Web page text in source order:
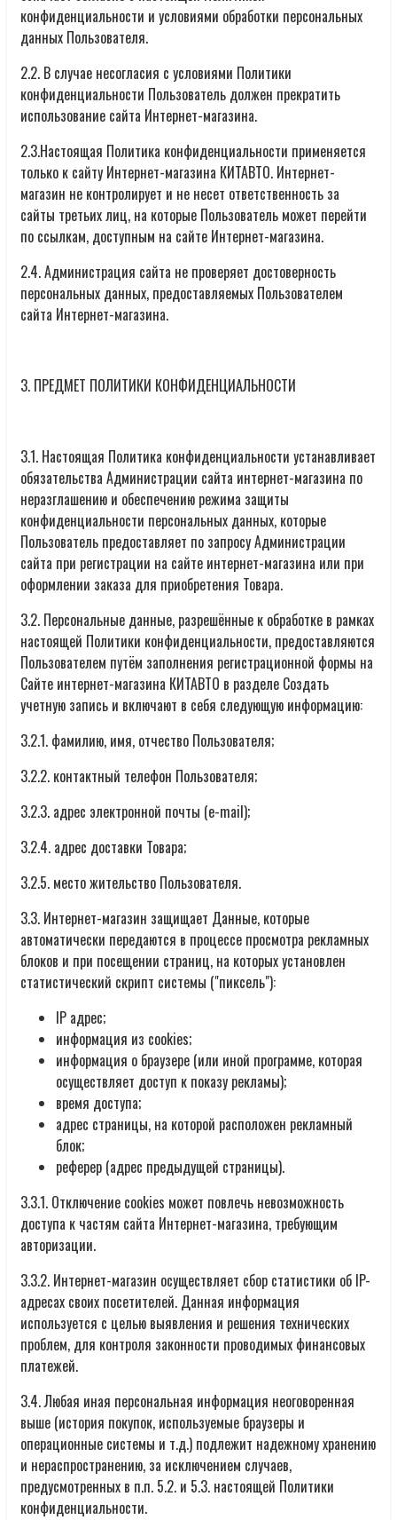
конфиденциальности и условиями обработки персональных
данных Пользователя.
2.2. В случае несогласия с условиями Политики
конфиденциальности Пользователь должен прекратить
использование сайта Интернет-магазина.
2.3.Настоящая Политика конфиденциальности применяется
только к сайту Интернет-магазина КИТАВТО. Интернет-
магазин не контролирует и не несет ответственность за
сайты третьих лиц, на которые Пользователь может перейти
по ссылкам, доступным на сайте Интернет-магазина.
2.4. Администрация сайта не проверяет достоверность
персональных данных, предоставляемых Пользователем
сайта Интернет-магазина.
3. ПРЕДМЕТ ПОЛИТИКИ КОНФИДЕНЦИАЛЬНОСТИ
3.1. Настоящая Политика конфиденциальности устанавливает
обязательства Администрации сайта интернет-магазина по
неразглашению и обеспечению режима защиты
конфиденциальности персональных данных, которые
Пользователь предоставляет по запросу Администрации
сайта при регистрации на сайте интернет-магазина или при
оформлении заказа для приобретения Товара.
3.2. Персональные данные, разрешённые к обработке в рамках
настоящей Политики конфиденциальности, предоставляются
Пользователем путём заполнения регистрационной формы на
Сайте интернет-магазина КИТАВТО в разделе Создать
учетную запись и включают в себя следующую информацию:
3.2.1. фамилию, имя, отчество Пользователя;
3.2.2. контактный телефон Пользователя;
3.2.3. адрес электронной почты (e-mail);
3.2.4. адрес доставки Товара;
3.2.5. место жительство Пользователя.
3.3. Интернет-магазин защищает Данные, которые
автоматически передаются в процессе просмотра рекламных
блоков и при посещении страниц, на которых установлен
статистический скрипт системы ("пиксель"):
IP адрес;
информация из cookies;
информация о браузере (или иной программе, которая
осуществляет доступ к показу рекламы);
время доступа;
адрес страницы, на которой расположен рекламный
блок;
реферер (адрес предыдущей страницы).
3.3.1. Отключение cookies может повлечь невозможность
доступа к частям сайта Интернет-магазина, требующим
авторизации.
3.3.2. Интернет-магазин осуществляет сбор статистики об IP-
адресах своих посетителей. Данная информация
используется с целью выявления и решения технических
проблем, для контроля законности проводимых финансовых
платежей.
3.4. Любая иная персональная информация неоговоренная
выше (история покупок, используемые браузеры и
операционные системы и т.д.) подлежит надежному хранению
и нераспространению, за исключением случаев,
предусмотренных в п.п. 5.2. и 5.3. настоящей Политики
конфиденциальности.